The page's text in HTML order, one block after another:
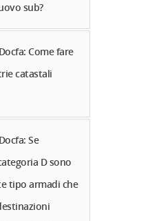
sub?
Come fare
catastali
Se
D sono
tipo armadi che